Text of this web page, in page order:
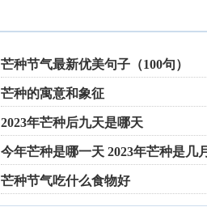
芒种节气最新优美句子（100句）
芒种的寓意和象征
2023年芒种后九天是哪天
今年芒种是哪一天 2023年芒种是几
芒种节气吃什么食物好